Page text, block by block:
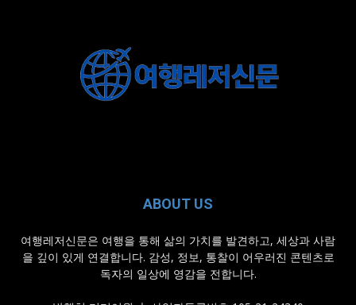
ABOUT US
여행레저신문은 여행을 통해 삶의 가치를 발견하고, 세상과 사람
을 깊이 있게 연결합니다. 감성, 정보, 통찰이 어우러진 콘텐츠로
독자의 일상에 영감을 전합니다.